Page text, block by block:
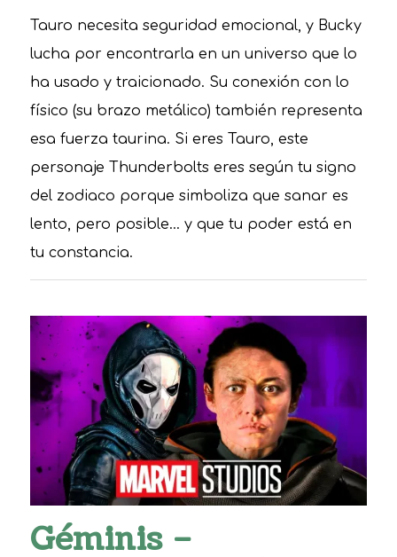
Tauro necesita seguridad emocional, y Bucky
lucha por encontrarla en un universo que lo
ha usado y traicionado. Su conexión con lo
físico (su brazo metálico) también representa
esa fuerza taurina. Si eres Tauro, este
personaje Thunderbolts eres según tu signo
del zodiaco porque simboliza que sanar es
lento, pero posible… y que tu poder está en
tu constancia.
Géminis –